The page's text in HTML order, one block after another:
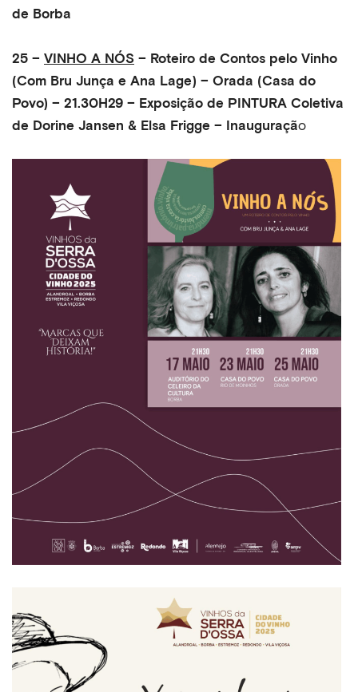
de Borba
25 – VINHO A NÓS – Roteiro de Contos pelo Vinho
(Com Bru Junça e Ana Lage) – Orada (Casa do
Povo) – 21.30H29 – Exposição de PINTURA Coletiva
de Dorine Jansen & Elsa Frigge – Inauguração